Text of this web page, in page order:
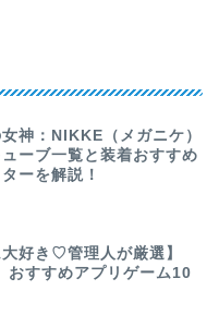
女神：NIKKE（メガニケ）
ーブ一覧と装着おすすめ
ーを解説！
大好き♡管理人が厳選】
すすめアプリゲーム10